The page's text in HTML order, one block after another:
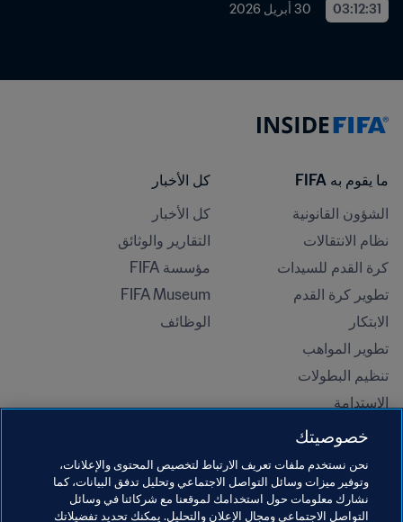
03:12:31 30 أبريل 2026
ما يقوم به FIFA
الشؤون القانونية
نظام الانتقالات
كرة القدم للسيدات
تطوير كرة القدم
الابتكار
تطوير المواهب
تنظيم البطولات
الاستدامة
حقوق الإنسان ومناهضة التمييز
المبادرات التعليمية
كل الأخبار
كل الأخبار
التقارير والوثائق
مؤسسة FIFA
FIFA Museum
الوظائف
خصوصيتك
نحن نستخدم ملفات تعريف الارتباط لتخصيص المحتوى والإعلانات،
وتوفير ميزات وسائل التواصل الاجتماعي وتحليل تدفق البيانات، كما
نشارك معلومات حول استخدامك لموقعنا مع شركائنا في وسائل
التواصل الاجتماعي ومجال الإعلان والتحليل. يمكنك تحديد تفضيلاتك